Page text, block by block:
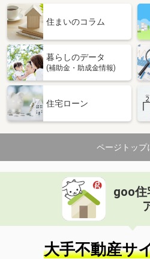
価 格
4.10万円
岐阜県岐
専有面積 26.49m²
間取り
岐阜県岐阜市南鶉７
住 所
岐阜県岐
専有面積 23.18m²
間取り
1K
岐阜県岐阜市高田６丁目
価 格
住 所
岐阜県岐
専有面積 53.68m²
間取り
2LDK
住まいのコラム
暮らしのデータ
(補助金・助成金情報)
住宅ローン
ページトップ
goo住
大手不動産サ